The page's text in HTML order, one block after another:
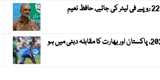
پیٹرول کی قیمت 228 روپے فی لیٹر کی جائے، حافظ نعیم
ویمنز ایشیا کپ 2026، پاکستان اور بھارت کا مقابلہ دبئی میں ہو